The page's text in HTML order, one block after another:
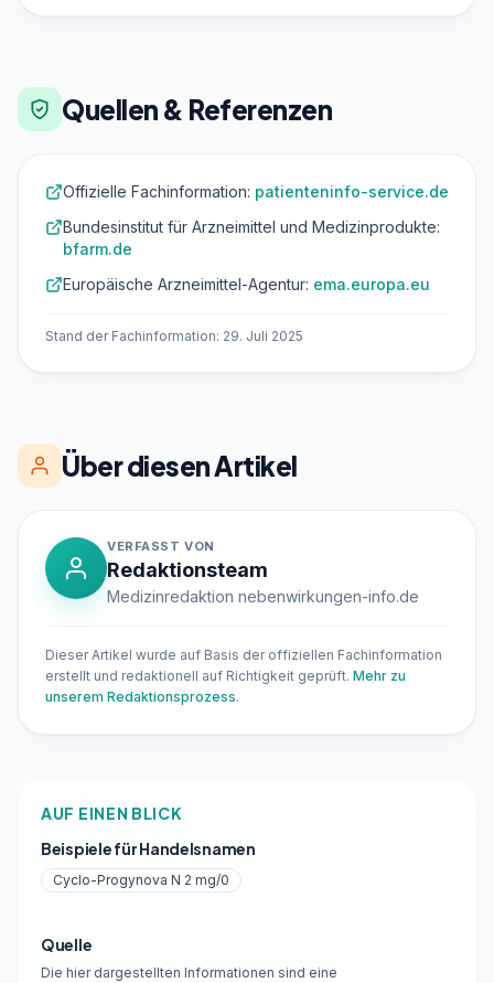
Quellen & Referenzen
Offizielle Fachinformation: patienteninfo-service.de
Bundesinstitut für Arzneimittel und Medizinprodukte:
bfarm.de
Europäische Arzneimittel-Agentur: ema.europa.eu
Stand der Fachinformation: 29. Juli 2025
Über diesen Artikel
VERFASST VON
Redaktionsteam
Medizinredaktion nebenwirkungen-info.de
Dieser Artikel wurde auf Basis der offiziellen Fachinformation
erstellt und redaktionell auf Richtigkeit geprüft. Mehr zu
unserem Redaktionsprozess.
AUF EINEN BLICK
Beispiele für Handelsnamen
Cyclo-Progynova N 2 mg/0
Quelle
Die hier dargestellten Informationen sind eine